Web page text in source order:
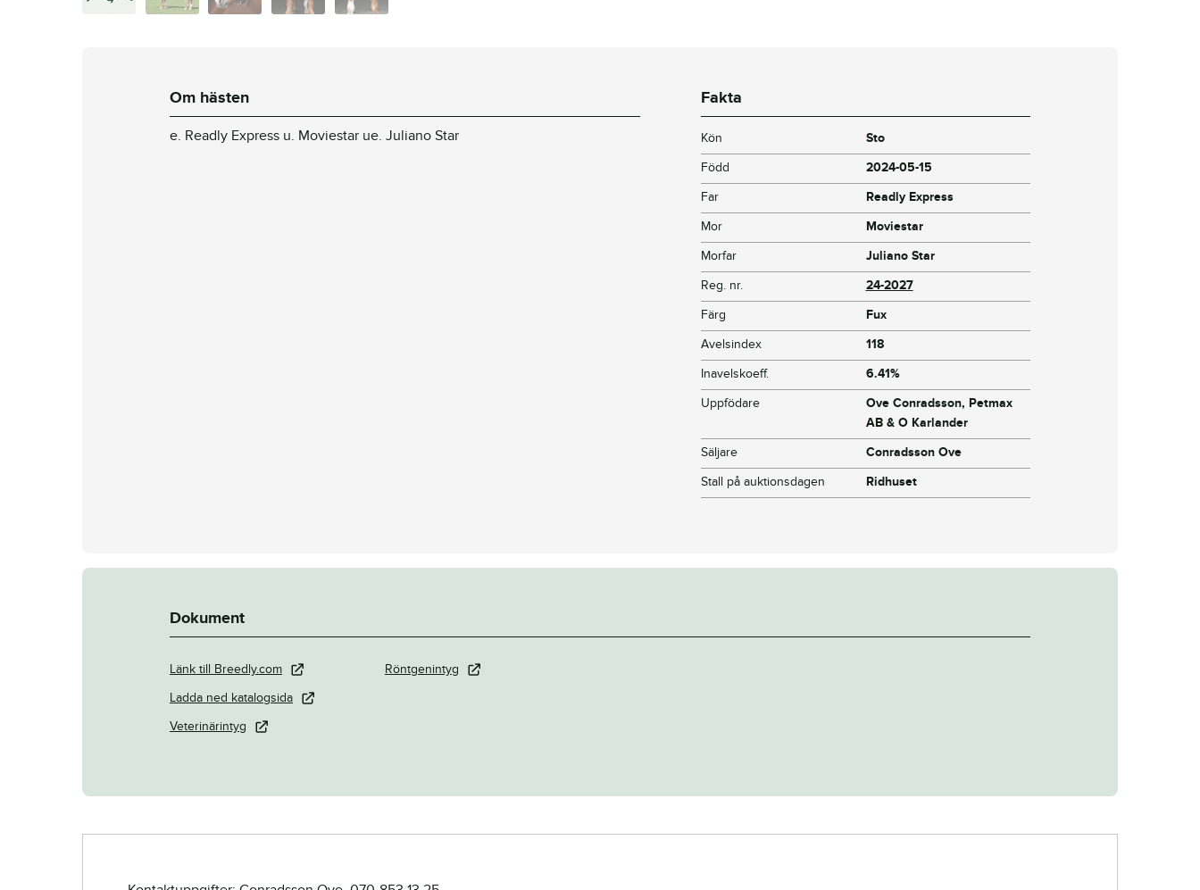
Om hästen
e. Readly Express u. Moviestar ue. Juliano Star
Fakta
Kön
Sto
Född
2024-05-15
Far
Readly Express
Mor
Moviestar
Morfar
Juliano Star
Reg. nr.
24-2027
Färg
Fux
Avelsindex
118
Inavelskoeff.
6.41%
Uppfödare
Ove Conradsson, Petmax
AB & O Karlander
Säljare
Conradsson Ove
Stall på auktionsdagen
Ridhuset
Dokument
Länk till Breedly.com
Ladda ned katalogsida
Veterinärintyg
Röntgenintyg